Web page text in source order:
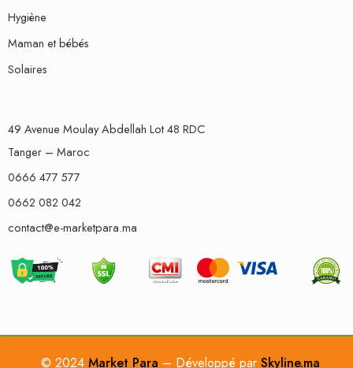
Hygiène
Maman et bébés
Solaires
49 Avenue Moulay Abdellah Lot 48 RDC
Tanger – Maroc
0666 477 577
0662 082 042
contact@e-marketpara.ma
© 2024 Market Para – Développé par Skyline.ma